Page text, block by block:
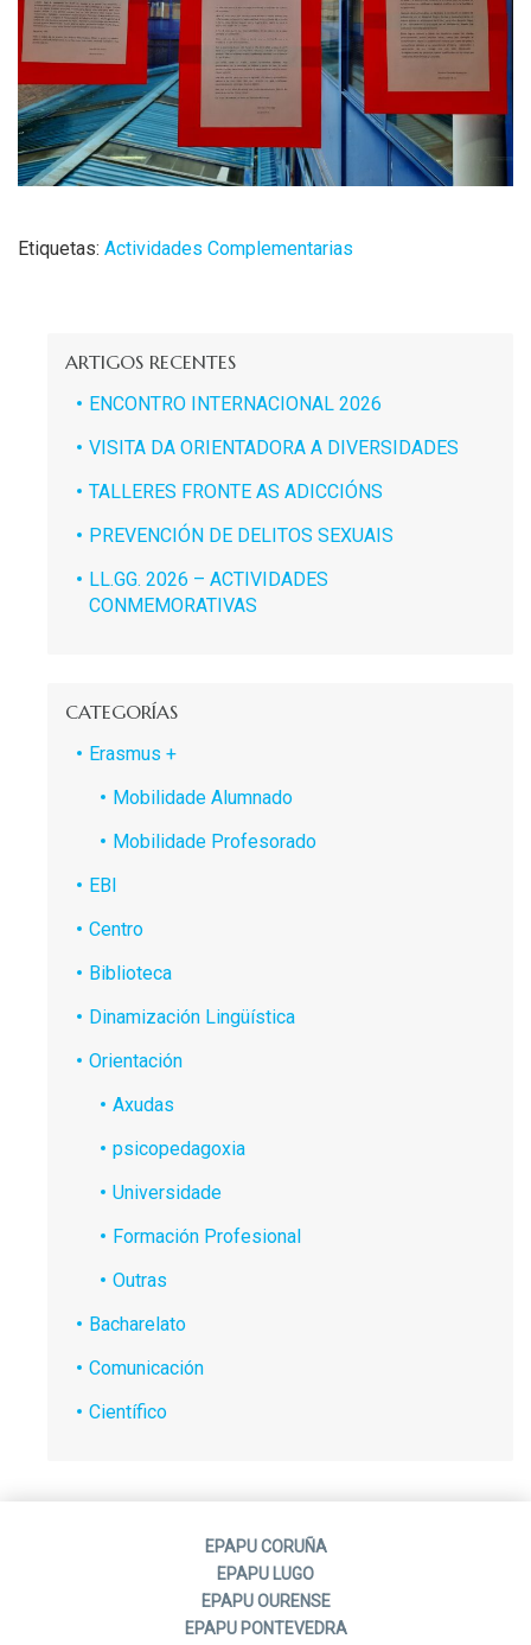
Etiquetas: Actividades Complementarias
ARTIGOS RECENTES
ENCONTRO INTERNACIONAL 2026
VISITA DA ORIENTADORA A DIVERSIDADES
TALLERES FRONTE AS ADICCIÓNS
PREVENCIÓN DE DELITOS SEXUAIS
LL.GG. 2026 – ACTIVIDADES
CONMEMORATIVAS
CATEGORÍAS
Erasmus +
Mobilidade Alumnado
Mobilidade Profesorado
EBI
Centro
Biblioteca
Dinamización Lingüística
Orientación
Axudas
psicopedagoxia
Universidade
Formación Profesional
Outras
Bacharelato
Comunicación
Científico
EPAPU CORUÑA
EPAPU LUGO
EPAPU OURENSE
EPAPU PONTEVEDRA